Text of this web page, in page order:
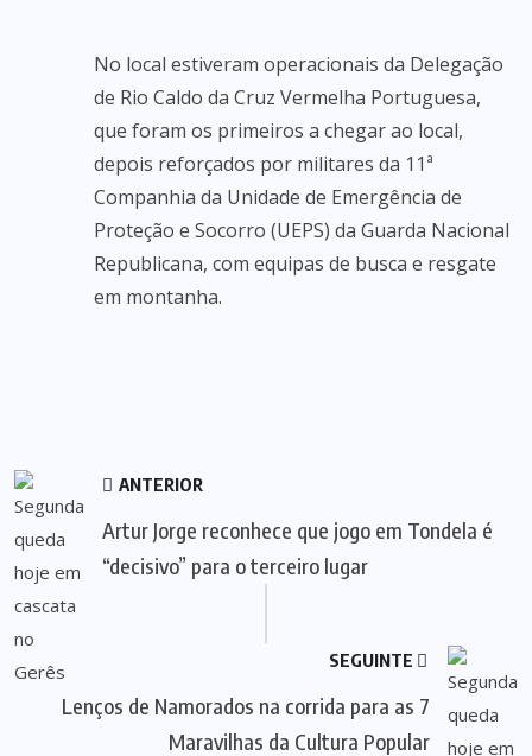
No local estiveram operacionais da Delegação
de Rio Caldo da Cruz Vermelha Portuguesa,
que foram os primeiros a chegar ao local,
depois reforçados por militares da 11ª
Companhia da Unidade de Emergência de
Proteção e Socorro (UEPS) da Guarda Nacional
Republicana, com equipas de busca e resgate
em montanha.
ANTERIOR
Artur Jorge reconhece que jogo em Tondela é
“decisivo” para o terceiro lugar
SEGUINTE
Lenços de Namorados na corrida para as 7
Maravilhas da Cultura Popular